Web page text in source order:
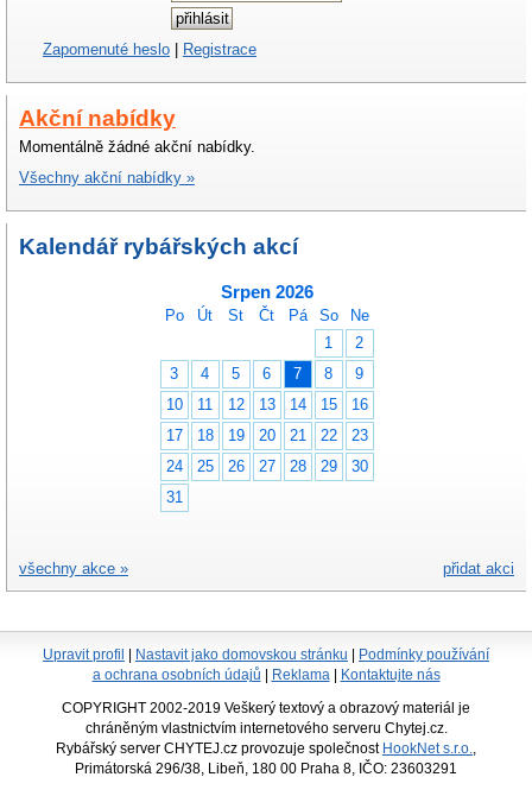
Zapomenuté heslo Registrace
Akční nabídky
Momentálně žádné akční nabídky.
Všechny akční nabídky »
Kalendář rybářských akcí
Srpen 2026
Po Út St Čt Pá So
Ne
1
2
3
4 5 6 7 8
9
10
11 12 13 14 15
16
17
18 19 20 21 22
23
24
25 26 27 28 29
30
31
přidat akci
všechny akce »
Upravit profil Nastavit jako domovskou stránku
Podmínky používání
a ochrana osobních údajů
Reklama Kontaktujte nás
COPYRIGHT 2002-2019 Veškerý textový a obrazový materiál je
chráněným vlastnictvím internetového serveru Chytej.cz.
Rybářský server CHYTEJ.cz provozuje společnost HookNet s.r.o.,
Primátorská 296/38, Libeň, 180 00 Praha 8, IČO: 23603291